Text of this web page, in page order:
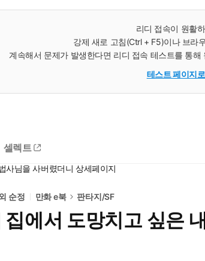
리디 접속이 원활
강제 새로 고침(Ctrl + F5)이나 브라
계속해서 문제가 발생한다면 리디 접속 테스트를 통
테스트 페이지
셀렉트
사님을 사버렸더니 상세페이지
순정 만화 e북 판타지/SF
에서 도망치고 싶은